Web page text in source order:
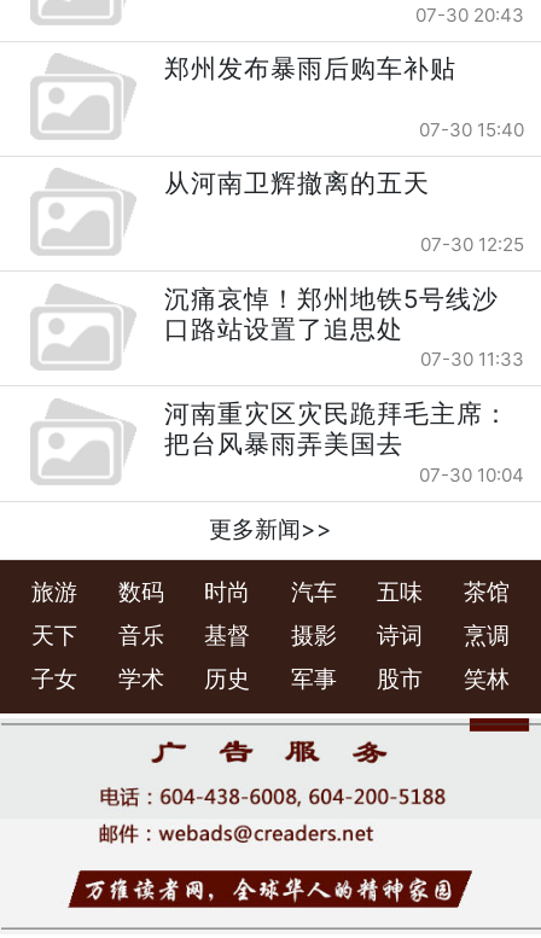
07-30 20:43
郑州发布暴雨后购车补贴
07-30 15:40
从河南卫辉撤离的五天
07-30 12:25
沉痛哀悼！郑州地铁5号线沙
口路站设置了追思处
07-30 11:33
河南重灾区灾民跪拜毛主席：
把台风暴雨弄美国去
07-30 10:04
更多新闻>>
旅游 数码 时尚 汽车 五味
茶馆
天下
音乐 基督 摄影 诗词
烹调
子女
学术 历史 军事 股市 笑林